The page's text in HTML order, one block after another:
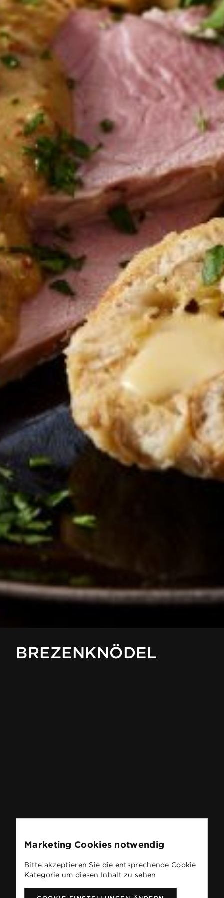
BREZENKNÖDEL
Marketing Cookies notwendig
Bitte akzeptieren Sie die entsprechende Cookie
Kategorie um diesen Inhalt zu sehen